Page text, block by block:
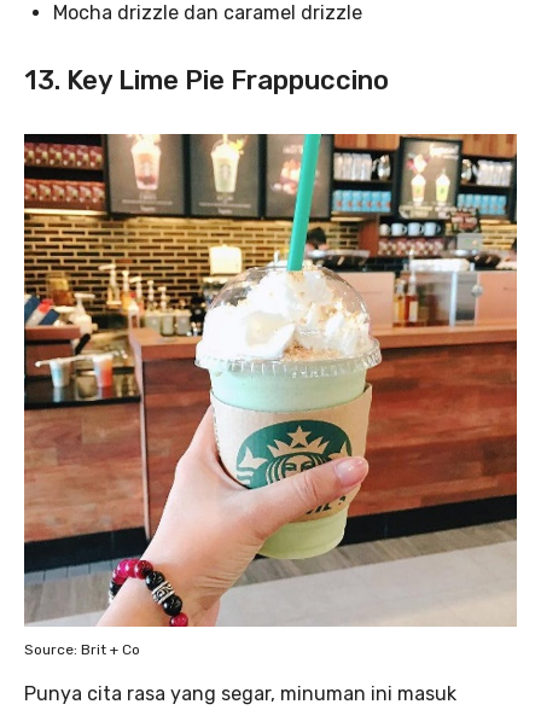
Mocha drizzle dan caramel drizzle
13. Key Lime Pie Frappuccino
Source: Brit + Co
Punya cita rasa yang segar, minuman ini masuk